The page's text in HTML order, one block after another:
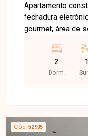
Apartamento
fechadura
gourmet, área de
Condomínio
cobertas,
espaço fitness,
2
Dorm.
1
Cód. 52905